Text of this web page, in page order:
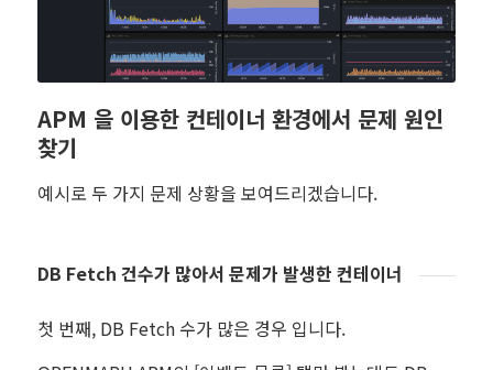
APM 을 이용한 컨테이너 환경에서 문제 원인
찾기
예시로 두 가지 문제 상황을 보여드리겠습니다.
DB Fetch 건수가 많아서 문제가 발생한 컨테이너
첫 번째, DB Fetch 수가 많은 경우 입니다.